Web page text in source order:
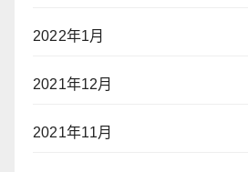
2022年1月
2021年12月
2021年11月